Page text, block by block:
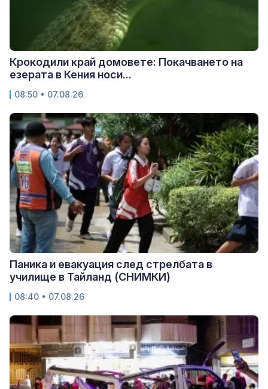
Крокодили край домовете: Покачването на
езерата в Кения носи...
08:50 • 07.08.26
Паника и евакуация след стрелбата в
училище в Тайланд (СНИМКИ)
08:40 • 07.08.26